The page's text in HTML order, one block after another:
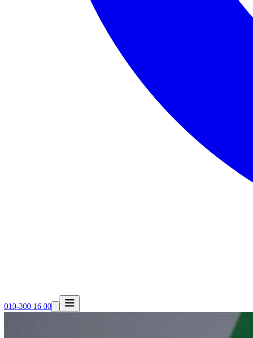
010-300 16 00